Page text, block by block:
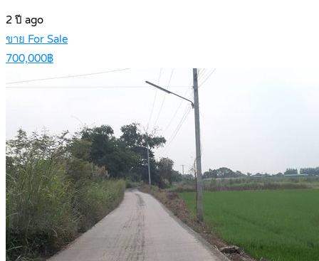
2 ปี ago
ขาย For Sale
700,000฿